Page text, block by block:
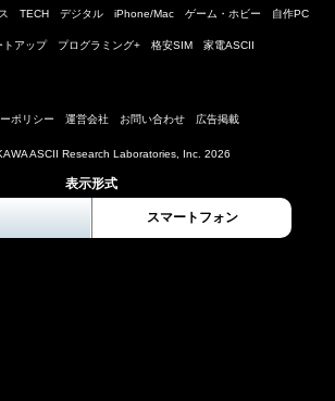
TECH デジタル iPhone/Mac ゲーム・ホビー 自作PC
トアップ プログラミング+ 格安SIM 家電ASCII
ポリシー 運営会社 お問い合わせ 広告掲載
ASCII Research Laboratories, Inc. 2026
表示形式
スマートフォン